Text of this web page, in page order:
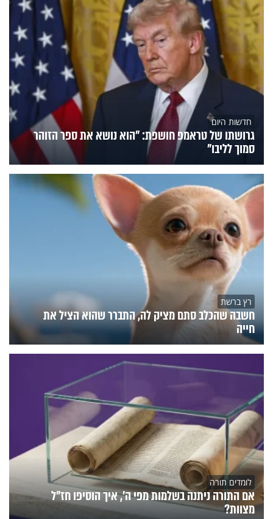
חדשות היום
גרושתו של טראמפ חושפת: "הוא נושא את ספר הזוהר
סמוך לליבו"
רץ ברשת
חשבה שהכלב סתם מציק לה, התברר שהוא הציל את
חייה
לומדים תורה
אם התורה ניתנה בשלמות מפי ה', איך הוסיפו חז"ל
מצוות?